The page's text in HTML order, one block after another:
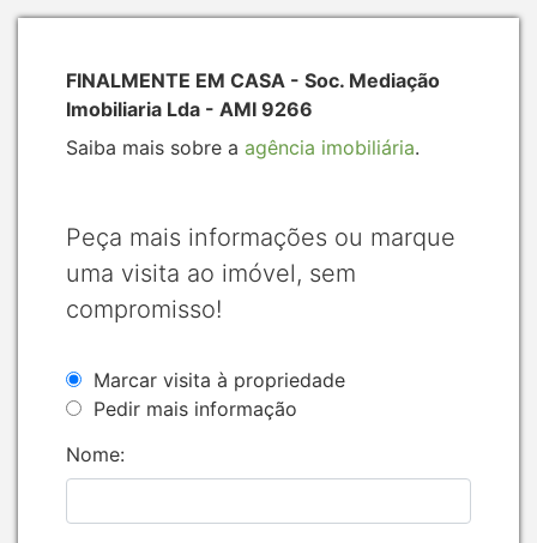
FINALMENTE EM CASA - Soc. Mediação
Imobiliaria Lda - AMI 9266
Saiba mais sobre a agência imobiliária.
Peça mais informações ou marque
uma visita ao imóvel, sem
compromisso!
Marcar visita à propriedade
Pedir mais informação
Nome: